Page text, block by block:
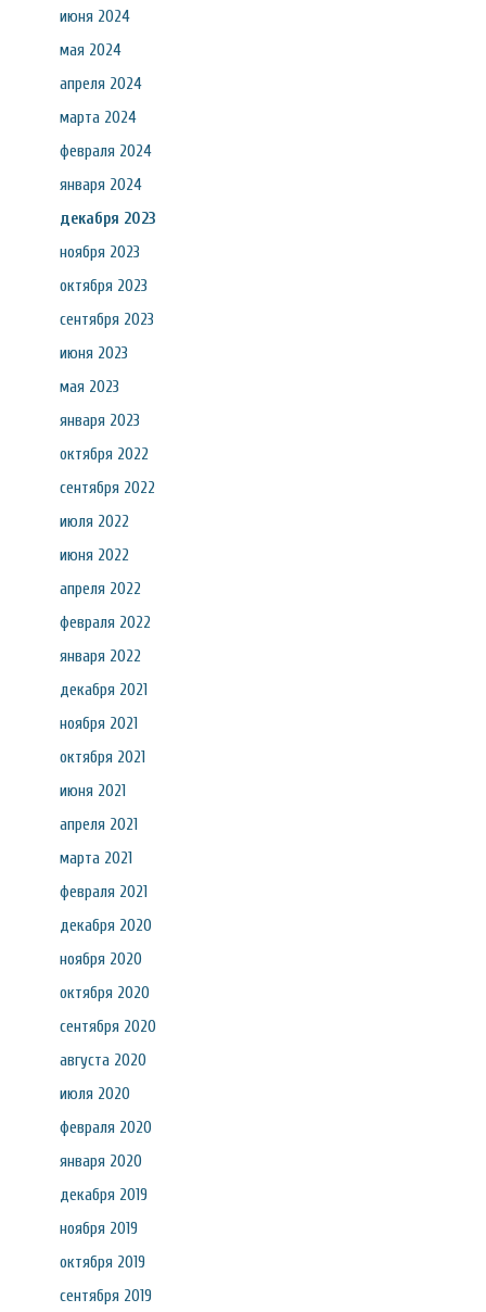
июня 2024
мая 2024
апреля 2024
марта 2024
февраля 2024
января 2024
декабря 2023
ноября 2023
октября 2023
сентября 2023
июня 2023
мая 2023
января 2023
октября 2022
сентября 2022
июля 2022
июня 2022
апреля 2022
февраля 2022
января 2022
декабря 2021
ноября 2021
октября 2021
июня 2021
апреля 2021
марта 2021
февраля 2021
декабря 2020
ноября 2020
октября 2020
сентября 2020
августа 2020
июля 2020
февраля 2020
января 2020
декабря 2019
ноября 2019
октября 2019
сентября 2019